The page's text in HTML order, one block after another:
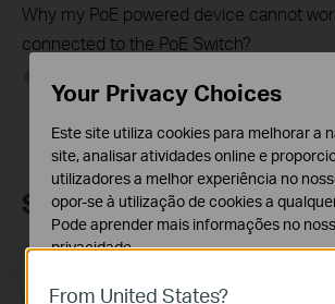
Why my PoE powered device cannot
connected to the PoE Switch?
Subscrição
From United States?
Your Privacy Choices
Este site utiliza cookies para melhorar a
site, analisar atividades online e
utilizadores a melhor experiência no
opor-se à utilização de cookies a
Pode aprender mais informações no
privacidade.
Cookies Básicos